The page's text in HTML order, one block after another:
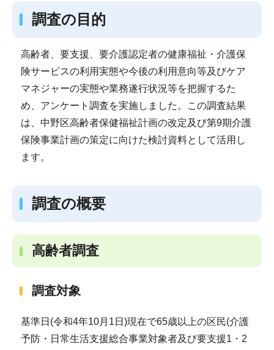
調査の目的
高齢者、要支援、要介護認定者の健康福祉・介護保
険サービスの利用実態や今後の利用意向等及びケア
マネジャーの実態や業務遂行状況等を把握するた
め、アンケート調査を実施しました。この調査結果
は、中野区高齢者保健福祉計画の改定及び第9期介護
保険事業計画の策定に向けた検討資料として活用し
ます。
調査の概要
高齢者調査
調査対象
基準日(令和4年10月1日)現在で65歳以上の区民(介護
予防・日常生活支援総合事業対象者及び要支援1・2